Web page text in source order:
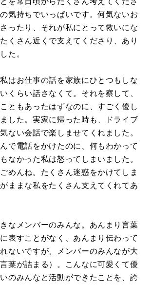
気持ちでいっぱいです。何気ないお
ったり、それが私にとって救いにな
くさん近くで支えてくださり、あり
た。
はお仕事の話を家族にひとつもしな
くらい話さなくて。それを察して、
ともあったはずなのに、すごく優し
した。実家に帰った時も、ドライブ
ない会話で楽しませてくれました。
で電話をかけたのに、何もわかって
なかった私は怒ってしまいました。
めんね。たくさん迷惑をかけてしま
ままな私をたくさん支えてくれてあ
なメンバーのみんな。あんまり言葉
表すことがなく、あんまり伝わって
ないですが、メンバーのみんなが大
葉が詰まる）。こんなに可愛くて優
のみんなと活動ができたことを、誇